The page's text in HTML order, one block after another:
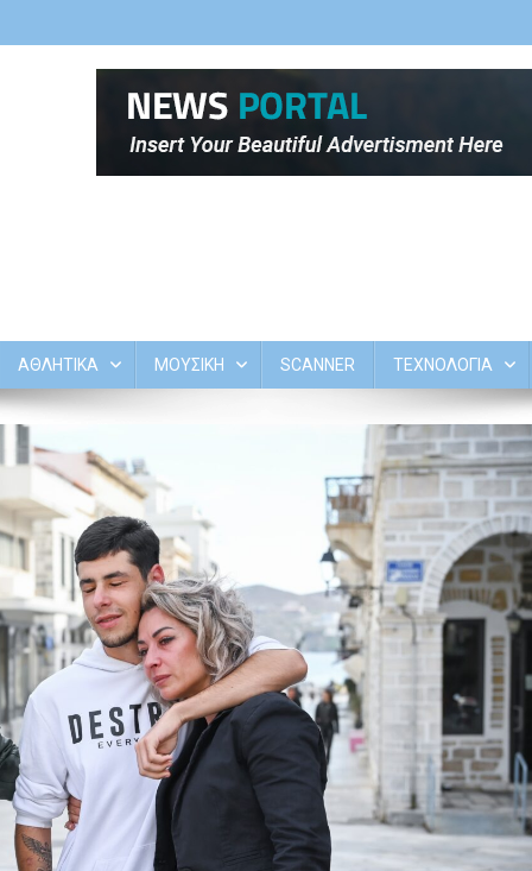
ΑΘΛΗΤΙΚΑ ΜΟΥΣΙΚΗ SCANNER ΤΕΧΝΟΛΟΓΙΑ